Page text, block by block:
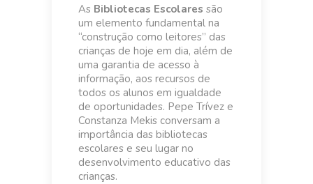
As Bibliotecas Escolares são
um elemento fundamental na
“construção como leitores” das
crianças de hoje em dia, além de
uma garantia de acesso à
informação, aos recursos de
todos os alunos em igualdade
de oportunidades. Pepe Trívez e
Constanza Mekis conversam a
importância das bibliotecas
escolares e seu lugar no
desenvolvimento educativo das
crianças.